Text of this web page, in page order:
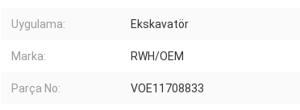
Uygulama: Ekskavatör
Marka: RWH/OEM
Parça No: VOE11708833